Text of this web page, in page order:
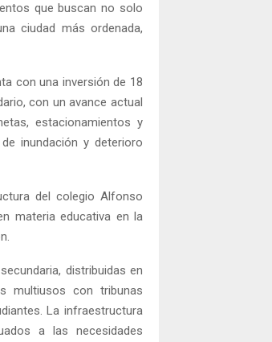
que buscan no solo
ciudad más ordenada,
con una inversión de 18
con un avance actual
estacionamientos y
inundación y deterioro
del colegio Alfonso
materia educativa en la
distribuidas en
multiusos con tribunas
La infraestructura
a las necesidades